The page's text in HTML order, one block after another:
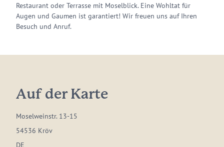
Restaurant oder Terrasse mit Moselblick. Eine Wohltat für
Augen und Gaumen ist garantiert! Wir freuen uns auf Ihren
Besuch und Anruf.
Auf der Karte
Moselweinstr. 13-15
54536 Kröv
DE